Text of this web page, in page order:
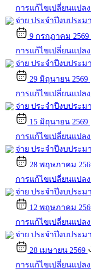
การแก้ไขเปลี่ยนแปล
จ่าย ประจำปีงบประม
9 กรกฏาคม 2569
การแก้ไขเปลี่ยนแปล
จ่าย ประจำปีงบประม
29 มิถุนายน 2569
การแก้ไขเปลี่ยนแปล
จ่าย ประจำปีงบประม
15 มิถุนายน 2569
การแก้ไขเปลี่ยนแปล
จ่าย ประจำปีงบประม
28 พฤษภาคม
การแก้ไขเปลี่ยนแปล
จ่าย ประจำปีงบประม
12 พฤษภาคม
การแก้ไขเปลี่ยนแปล
จ่าย ประจำปีงบประม
28 เมษายน 2569
การแก้ไขเปลี่ยนแปล